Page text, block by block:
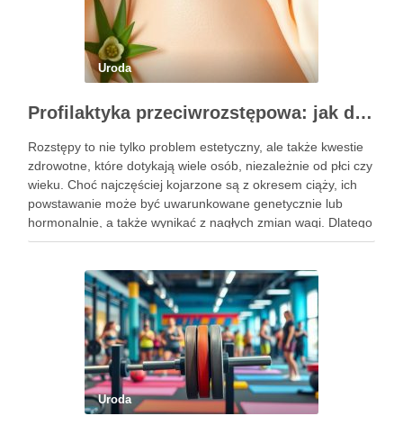
Uroda
Profilaktyka przeciwrozstępowa: jak dbać o skórę skutecznie?
Rozstępy to nie tylko problem estetyczny, ale także kwestie
zdrowotne, które dotykają wiele osób, niezależnie od płci czy
wieku. Choć najczęściej kojarzone są z okresem ciąży, ich
powstawanie może być uwarunkowane genetycznie lub
hormonalnie, a także wynikać z nagłych zmian wagi. Dlatego
kluczowe jest, aby już od najmłodszych lat zadbać …
Uroda